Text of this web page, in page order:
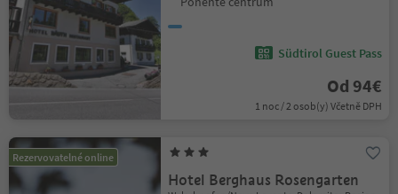
Südtirol Guest Pass
Od 94€
1 noc / 2 osob(y) Včetně DPH
Rezervovatelné online
Hotel Berghaus Rosengarten